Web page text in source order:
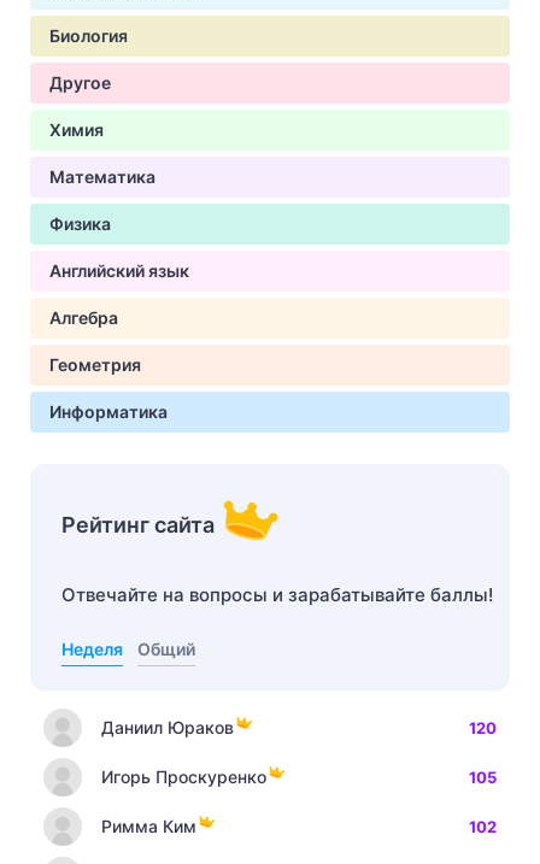
Биология
Другое
Химия
Математика
Физика
Английский язык
Алгебра
Геометрия
Информатика
Рейтинг сайта
Отвечайте на вопросы и зарабатывайте баллы!
Неделя Общий
Даниил Юраков 120
Игорь Проскуренко 105
Римма Ким 102